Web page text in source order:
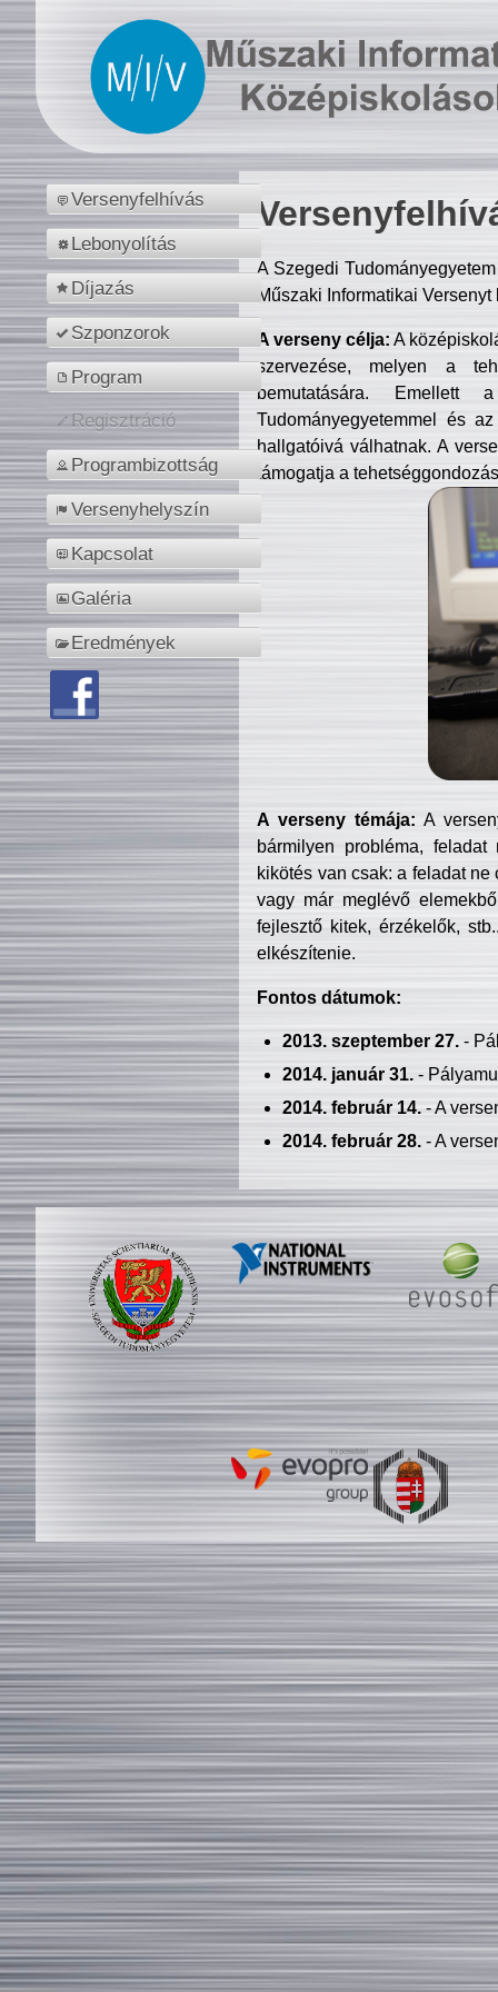
Versenyfelhívás
Lebonyolítás
Díjazás
Szponzorok
Program
Regisztráció
Programbizottság
Versenyhelyszín
Kapcsolat
Galéria
Eredmények
A Szegedi
Műszaki Informatikai
A verseny célja: A
szervezése, melyen a
bemutatására. Emellett
Tudományegyetemmel és
hallgatóivá válhatnak. A
támogatja a
A verseny témája: A
bármilyen probléma, feladat
kikötés van csak: a feladat
vagy már meglévő
fejlesztő kitek, érzékelők,
elkészítenie.
Fontos dátumok:
2013. szeptember 27.-
2014. január 31.-
2014. február 14.- A
2014. február 28.- A